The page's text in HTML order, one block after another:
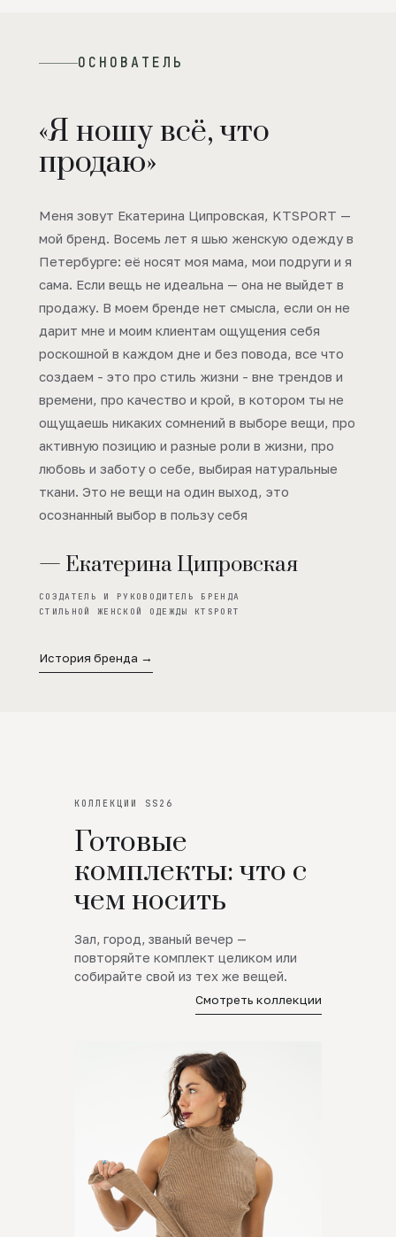
ОСНОВАТЕЛЬ
«Я ношу всё, что
продаю»
Меня зовут Екатерина Ципровская, KTSPORT —
мой бренд. Восемь лет я шью женскую одежду в
Петербурге: её носят моя мама, мои подруги и я
сама. Если вещь не идеальна — она не выйдет в
продажу. В моем бренде нет смысла, если он не
дарит мне и моим клиентам ощущения себя
роскошной в каждом дне и без повода, все что
создаем - это про стиль жизни - вне трендов и
времени, про качество и крой, в котором ты не
ощущаешь никаких сомнений в выборе вещи, про
активную позицию и разные роли в жизни, про
любовь и заботу о себе, выбирая натуральные
ткани. Это не вещи на один выход, это
осознанный выбор в пользу себя
— Екатерина Ципровская
СОЗДАТЕЛЬ И РУКОВОДИТЕЛЬ БРЕНДА
СТИЛЬНОЙ ЖЕНСКОЙ ОДЕЖДЫ KTSPORT
История бренда →
КОЛЛЕКЦИИ SS26
Готовые
комплекты: что с
чем носить
Зал, город, званый вечер —
повторяйте комплект целиком или
собирайте свой из тех же вещей.
Смотреть коллекции